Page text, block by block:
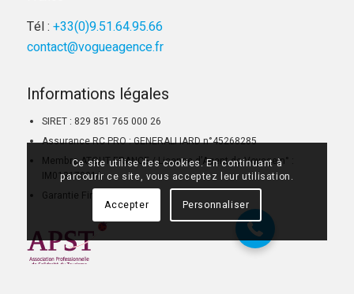
Tél : +33(0)9.51.64.95.66
contact@vogueagence.fr
Informations légales
SIRET : 829 851 765 000 26
Assurance RC PRO : GENERALI IARD n°45268285
Membre ATOUT FRANCE / Licence d’Agent de Voyage n° :
IM013170016
Garantie Financière APST
Ce site utilise des cookies. En continuant à
parcourir ce site, vous acceptez leur utilisation.
Accepter Personnaliser
07 68 28 51 58